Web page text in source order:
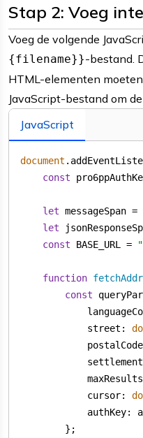
Stap 2: Voeg
Voeg de volgende
{filename}}-bestand.
HTML-elementen
JavaScript-bestand om
JavaScript
document
const
let messageSpan =
let
const BASE_URL =
function
const
street :
postalCode
settlement
maxResults
cursor:
authKey